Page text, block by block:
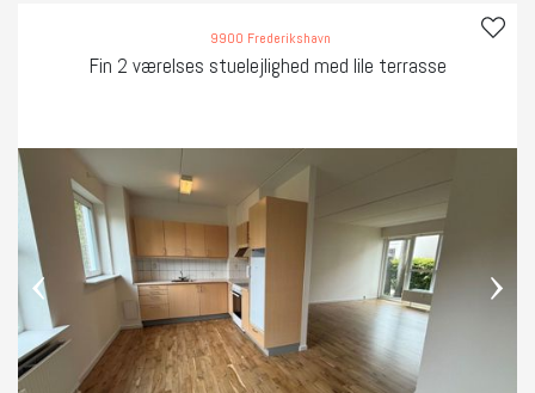
9900 Frederikshavn
Fin 2 værelses stuelejlighed med lile terrasse
‹ ›